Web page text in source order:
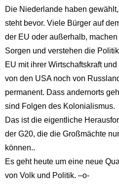
Die Niederlande haben
steht bevor. Viele Bürger auf
der EU oder außerhalb,
Sorgen und verstehen die
EU mit ihrer Wirtschaftskraft
von den USA noch von
permanent. Dass andernorts
sind Folgen des Kolonialismus.
Das ist die eigentliche
der G20, die die Großmächte
können..
Es geht heute um eine neue
von Volk und Politik. –o-